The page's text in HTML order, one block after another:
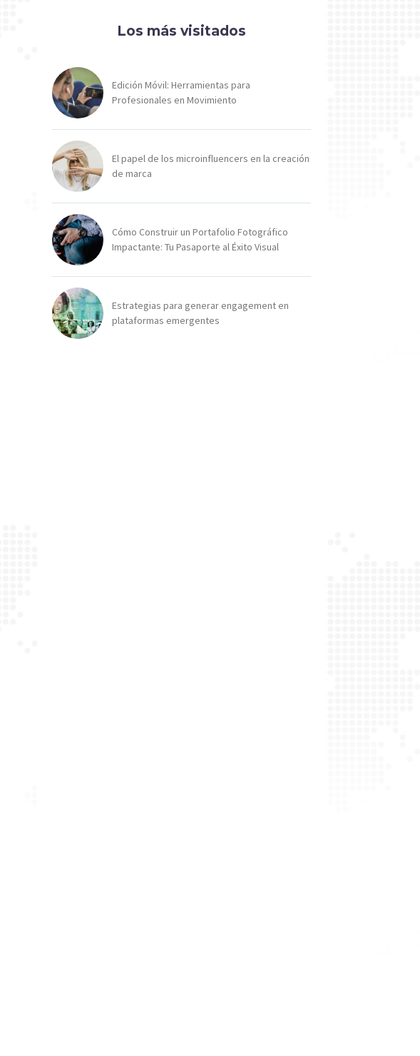
Los más visitados
Edición Móvil: Herramientas para
Profesionales en Movimiento
El papel de los microinfluencers en la creación
de marca
Cómo Construir un Portafolio Fotográfico
Impactante: Tu Pasaporte al Éxito Visual
Estrategias para generar engagement en
plataformas emergentes